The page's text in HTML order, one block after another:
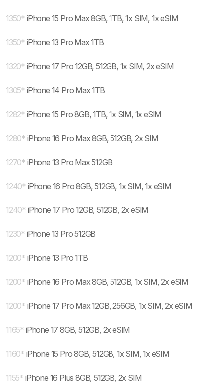
1350* iPhone 15 Pro Max 8GB, 1TB, 1x SIM, 1x eSIM
1350* iPhone 13 Pro Max 1TB
1320* iPhone 17 Pro 12GB, 512GB, 1x SIM, 2x eSIM
1305* iPhone 14 Pro Max 1TB
1282* iPhone 15 Pro 8GB, 1TB, 1x SIM, 1x eSIM
1280* iPhone 16 Pro Max 8GB, 512GB, 2x SIM
1270* iPhone 13 Pro Max 512GB
1240* iPhone 16 Pro 8GB, 512GB, 1x SIM, 1x eSIM
1240* iPhone 17 Pro 12GB, 512GB, 2x eSIM
1230* iPhone 13 Pro 512GB
1200* iPhone 13 Pro 1TB
1200* iPhone 16 Pro Max 8GB, 512GB, 1x SIM, 2x eSIM
1200* iPhone 17 Pro Max 12GB, 256GB, 1x SIM, 2x eSIM
1165* iPhone 17 8GB, 512GB, 2x eSIM
1160* iPhone 15 Pro 8GB, 512GB, 1x SIM, 1x eSIM
1155* iPhone 16 Plus 8GB, 512GB, 2x SIM